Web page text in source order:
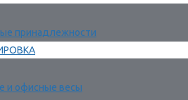
принадлежности
и офисные весы